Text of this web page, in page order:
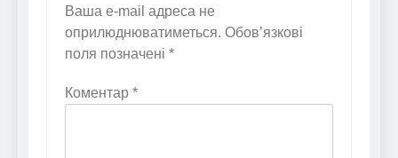
Ваша e-mail адреса не
оприлюднюватиметься. Обов’язкові
поля позначені *
Коментар *